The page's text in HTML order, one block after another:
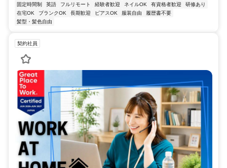
固定時間制
英語 フルリモート 経験者歓迎 ネイルOK 有資格者歓迎
研修あり
在宅OK
ブランクOK 長期歓迎 ピアスOK 服装自由
履歴書不要
髪型・髪色自由
契約社員